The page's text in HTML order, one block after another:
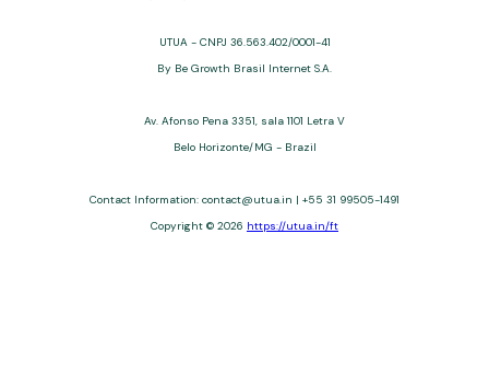
UTUA - CNPJ 36.563.402/0001-41
By Be Growth Brasil Internet S.A.
Av. Afonso Pena 3351, sala 1101 Letra V
Belo Horizonte/MG - Brazil
Contact Information: contact@utua.in | +55 31 99505-1491
Copyright © 2026 https://utua.in/ft